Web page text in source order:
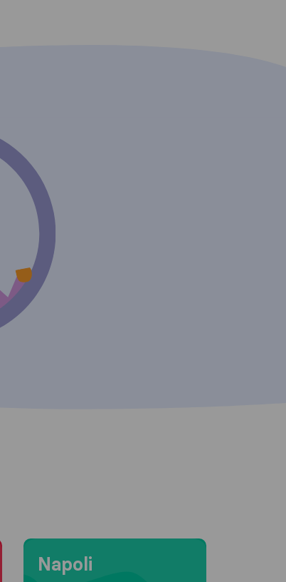
Moving to Napoli
Napoli